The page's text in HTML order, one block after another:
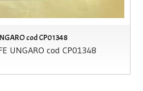
cod CP01348
UNGARO cod CP01348